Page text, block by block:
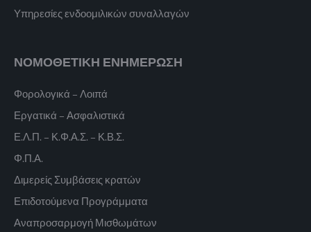
Υπηρεσίες ενδοομιλικών συναλλαγών
ΝΟΜΟΘΕΤΙΚΗ ΕΝΗΜΕΡΩΣΗ
Φορολογικά – Λοιπά
Εργατικά – Ασφαλιστικά
Ε.Λ.Π. – Κ.Φ.Α.Σ. – Κ.Β.Σ.
Φ.Π.Α.
Διμερείς Συμβάσεις κρατών
Επιδοτούμενα Προγράμματα
Αναπροσαρμογή Μισθωμάτων